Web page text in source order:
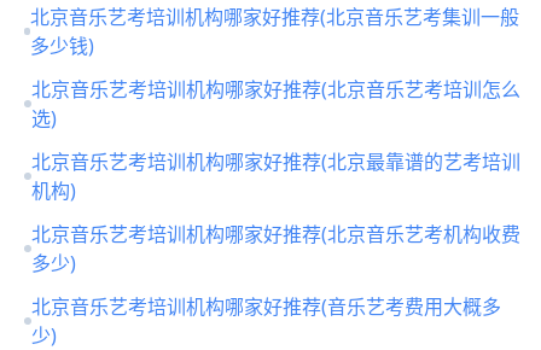
北京音乐艺考培训机构哪家好推荐(北京音乐艺考集训一般
多少钱)
北京音乐艺考培训机构哪家好推荐(北京音乐艺考培训怎么
选)
北京音乐艺考培训机构哪家好推荐(北京最靠谱的艺考培训
机构)
北京音乐艺考培训机构哪家好推荐(北京音乐艺考机构收费
多少)
北京音乐艺考培训机构哪家好推荐(音乐艺考费用大概多
少)